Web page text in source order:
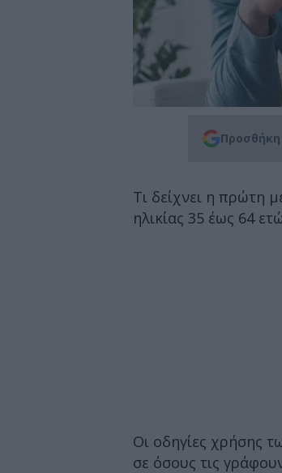
Τι δείχνει η πρώτη
ηλικίας 35 έως 64
Οι οδηγίες χρήσης
σε όσους τις